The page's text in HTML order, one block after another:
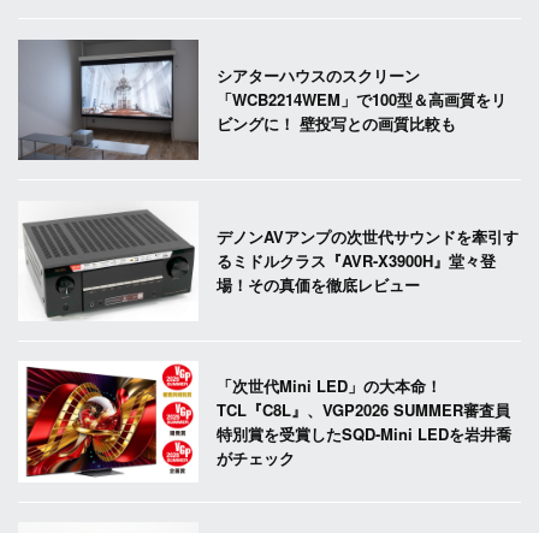
シアターハウスのスクリーン
「WCB2214WEM」で100型＆高画質をリ
ビングに！ 壁投写との画質比較も
デノンAVアンプの次世代サウンドを牽引す
るミドルクラス『AVR-X3900H』堂々登
場！その真価を徹底レビュー
「次世代Mini LED」の大本命！
TCL『C8L』、VGP2026 SUMMER審査員
特別賞を受賞したSQD-Mini LEDを岩井喬
がチェック